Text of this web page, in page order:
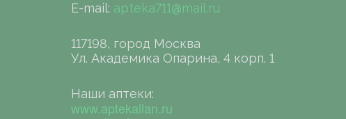
E-mail: apteka711@mail.ru
117198, город Москва
Ул. Академика Опарина, 4 корп. 1
Наши аптеки:
www.aptekailan.ru